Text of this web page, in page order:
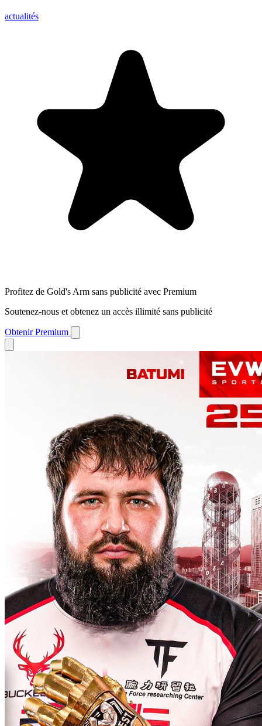
actualités
Profitez de Gold's Arm sans publicité avec Premium
Soutenez-nous et obtenez un accès illimité sans publicité
Obtenir Premium